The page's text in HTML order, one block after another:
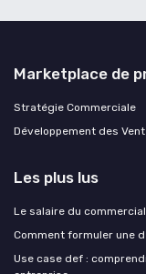
Marketplace de
Stratégie Commerciale
Développement des
Les plus lus
Le salaire du
Comment formuler une
Use case def :